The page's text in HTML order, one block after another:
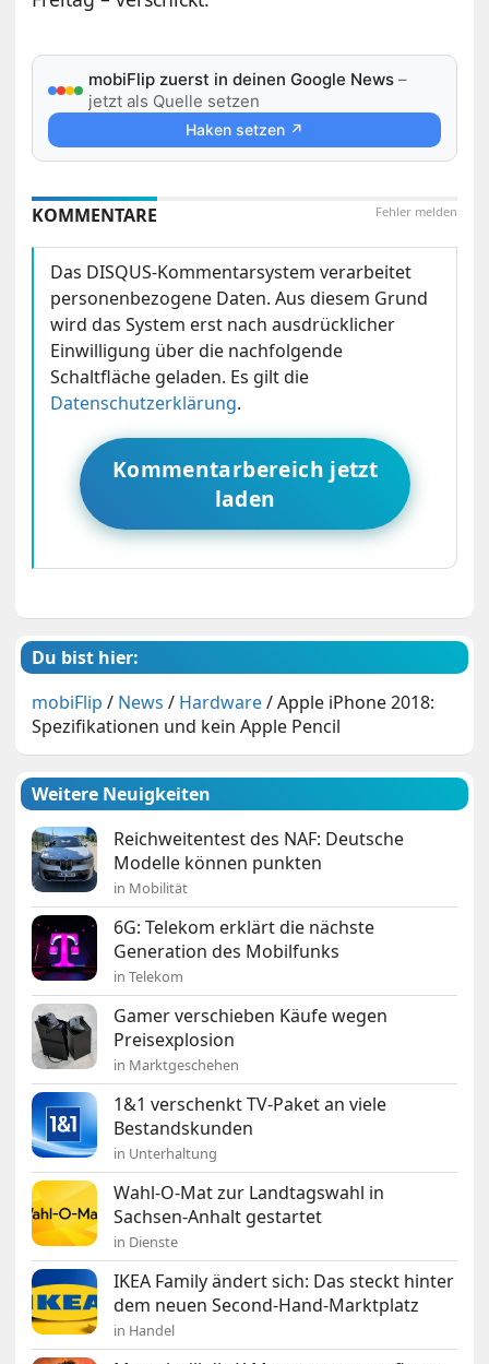
mobiFlip zuerst in deinen Google News –
jetzt als Quelle setzen
Haken setzen ↗
Fehler melden
KOMMENTARE
Das DISQUS-Kommentarsystem verarbeitet
personenbezogene Daten. Aus diesem Grund
wird das System erst nach ausdrücklicher
Einwilligung über die nachfolgende
Schaltfläche geladen. Es gilt die
Datenschutzerklärung.
Kommentarbereich jetzt
laden
Du bist hier:
mobiFlip / News / Hardware/Apple iPhone 2018:
Spezifikationen und kein Apple Pencil
Weitere Neuigkeiten
Reichweitentest des NAF: Deutsche
Modelle können punkten
in Mobilität
6G: Telekom erklärt die nächste
Generation des Mobilfunks
in Telekom
Gamer verschieben Käufe wegen
Preisexplosion
in Marktgeschehen
1&1 verschenkt TV-Paket an viele
Bestandskunden
in Unterhaltung
Wahl-O-Mat zur Landtagswahl in
Sachsen-Anhalt gestartet
in Dienste
IKEA Family ändert sich: Das steckt hinter
dem neuen Second-Hand-Marktplatz
in Handel